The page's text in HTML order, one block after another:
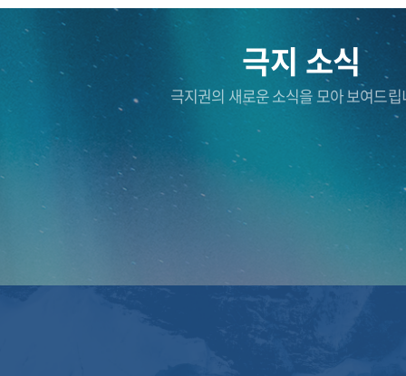
극지 소식
극지권의 새로운 소식을 모아 보여드